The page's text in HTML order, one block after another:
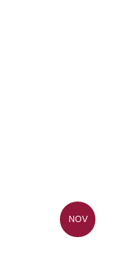
NOV